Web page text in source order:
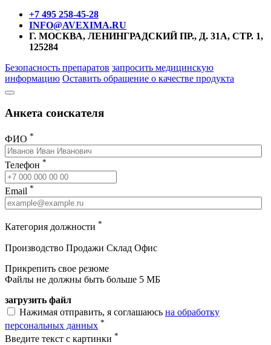
+7 495 258-45-28
INFO@AVEXIMA.RU
Г. МОСКВА, ЛЕНИНГРАДСКИЙ ПР., Д. 31А, СТР. 1,
125284
Безопасность препаратов запросить медицинскую
информацию Оставить обращение о качестве продукта
Анкета соискателя
ФИО *
Телефон *
Email *
Категория должности *
Производство Продажи Склад Офис
Прикрепить свое резюме
Файлы не должны быть больше 5 МБ
загрузить файл
Нажимая отправить, я соглашаюсь на обработку
персональных данных *
Введите текст с картинки *